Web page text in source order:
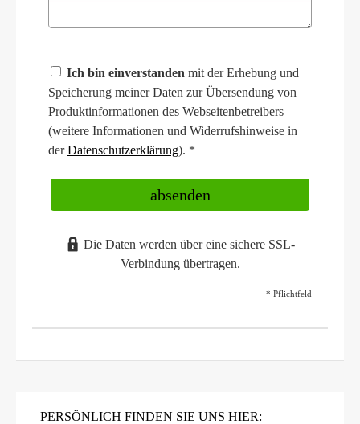
Ich bin einverstanden mit der Erhebung und
Speicherung meiner Daten zur Übersendung von
Produktinformationen des Webseitenbetreibers
(weitere Informationen und Widerrufshinweise in
derDatenschutzerklärung). *
absenden
Die Daten werden über eine sichere SSL-
Verbindung übertragen.
* Pflichtfeld
PERSÖNLICH FINDEN SIE UNS HIER: